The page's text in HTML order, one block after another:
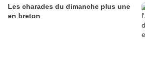
Les charades du dimanche plus une
en breton